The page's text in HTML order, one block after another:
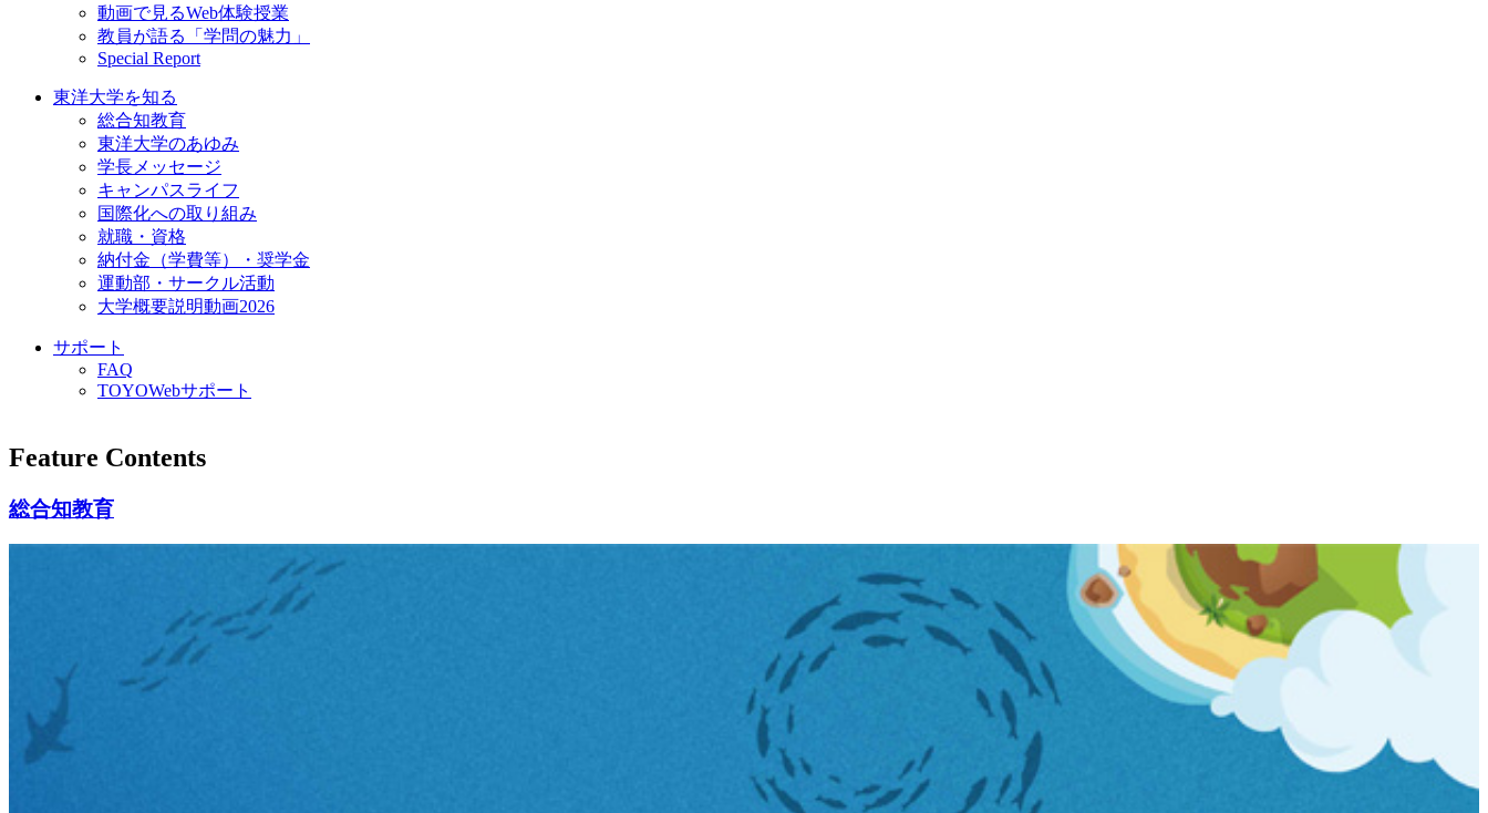
動画で見るWeb体験授業
教員が語る「学問の魅力」
Special Report
東洋大学を知る
総合知教育
東洋大学のあゆみ
学長メッセージ
キャンパスライフ
国際化への取り組み
就職・資格
納付金（学費等）・奨学金
運動部・サークル活動
大学概要説明動画2026
サポート
FAQ
TOYOWebサポート
Feature Contents
総合知教育